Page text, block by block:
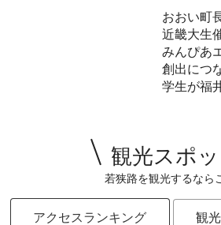
おおい町
近畿大生
みんぴあ
創出につ
学生が福
観光スポッ
若狭路を観光するなら
アクセスランキング 観